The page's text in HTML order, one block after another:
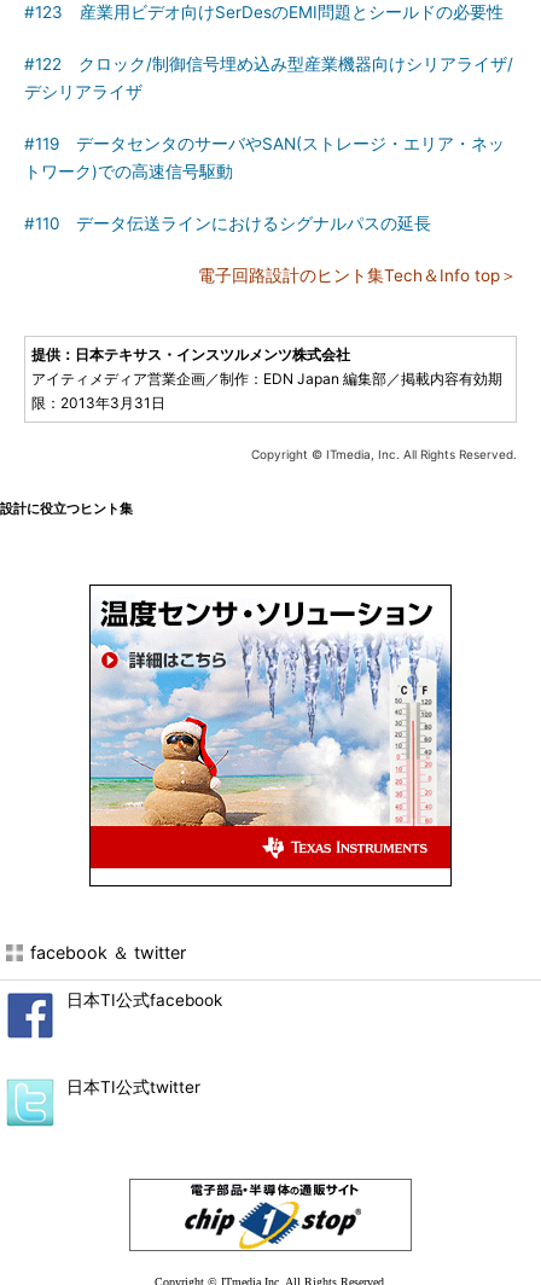
#123 産業用ビデオ向けSerDesのEMI問題とシールドの必要性
#122 クロック/制御信号埋め込み型産業機器向けシリアライザ/
デシリアライザ
#119 データセンタのサーバやSAN(ストレージ・エリア・ネッ
トワーク)での高速信号駆動
#110 データ伝送ラインにおけるシグナルパスの延長
電子回路設計のヒント集Tech＆Info top＞
提供：日本テキサス・インスツルメンツ株式会社
アイティメディア営業企画／制作：EDN Japan 編集部／掲載内容有効期
限：2013年3月31日
Copyright © ITmedia, Inc. All Rights Reserved.
設計に役立つヒント集
facebook ＆ twitter
日本TI公式facebook
日本TI公式twitter
Copyright © ITmedia Inc. All Rights Reserved.